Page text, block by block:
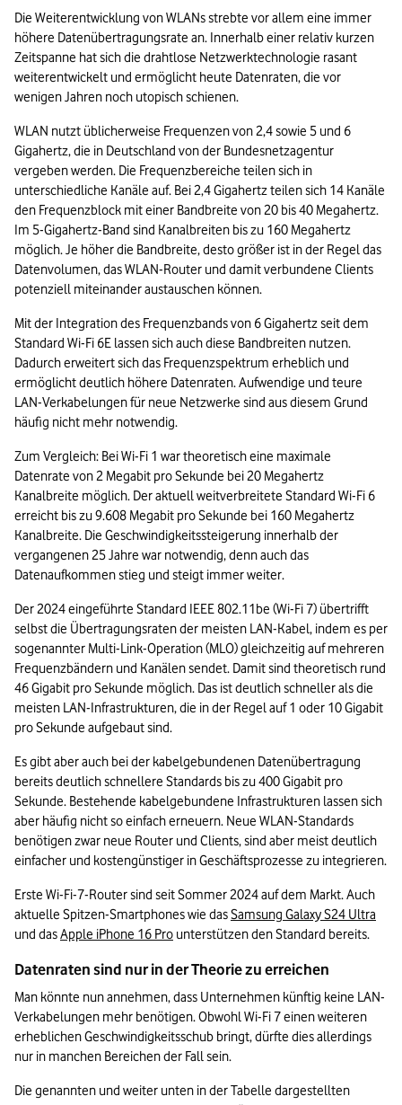
Die Weiterentwicklung von WLANs strebte vor allem eine immer
höhere Datenübertragungsrate an. Innerhalb einer relativ kurzen
Zeitspanne hat sich die drahtlose Netzwerktechnologie rasant
weiterentwickelt und ermöglicht heute Datenraten, die vor
wenigen Jahren noch utopisch schienen.
WLAN nutzt üblicherweise Frequenzen von 2,4 sowie 5 und 6
Gigahertz, die in Deutschland von der Bundesnetzagentur
vergeben werden. Die Frequenzbereiche teilen sich in
unterschiedliche Kanäle auf. Bei 2,4 Gigahertz teilen sich 14 Kanäle
den Frequenzblock mit einer Bandbreite von 20 bis 40 Megahertz.
Im 5-Gigahertz-Band sind Kanalbreiten bis zu 160 Megahertz
möglich. Je höher die Bandbreite, desto größer ist in der Regel das
Datenvolumen, das WLAN-Router und damit verbundene Clients
potenziell miteinander austauschen können.
Mit der Integration des Frequenzbands von 6 Gigahertz seit dem
Standard Wi-Fi 6E lassen sich auch diese Bandbreiten nutzen.
Dadurch erweitert sich das Frequenzspektrum erheblich und
ermöglicht deutlich höhere Datenraten. Aufwendige und teure
LAN-Verkabelungen für neue Netzwerke sind aus diesem Grund
häufig nicht mehr notwendig.
Zum Vergleich: Bei Wi-Fi 1 war theoretisch eine maximale
Datenrate von 2 Megabit pro Sekunde bei 20 Megahertz
Kanalbreite möglich. Der aktuell weitverbreitete Standard Wi-Fi 6
erreicht bis zu 9.608 Megabit pro Sekunde bei 160 Megahertz
Kanalbreite. Die Geschwindigkeitssteigerung innerhalb der
vergangenen 25 Jahre war notwendig, denn auch das
Datenaufkommen stieg und steigt immer weiter.
Der 2024 eingeführte Standard IEEE 802.11be (Wi-Fi 7) übertrifft
selbst die Übertragungsraten der meisten LAN-Kabel, indem es per
sogenannter Multi-Link-Operation (MLO) gleichzeitig auf mehreren
Frequenzbändern und Kanälen sendet. Damit sind theoretisch rund
46 Gigabit pro Sekunde möglich. Das ist deutlich schneller als die
meisten LAN-Infrastrukturen, die in der Regel auf 1 oder 10 Gigabit
pro Sekunde aufgebaut sind.
Es gibt aber auch bei der kabelgebundenen Datenübertragung
bereits deutlich schnellere Standards bis zu 400 Gigabit pro
Sekunde. Bestehende kabelgebundene Infrastrukturen lassen sich
aber häufig nicht so einfach erneuern. Neue WLAN-Standards
benötigen zwar neue Router und Clients, sind aber meist deutlich
einfacher und kostengünstiger in Geschäftsprozesse zu integrieren.
Erste Wi-Fi-7-Router sind seit Sommer 2024 auf dem Markt. Auch
aktuelle Spitzen-Smartphones wie das Samsung Galaxy S24 Ultra
und das Apple iPhone 16 Pro unterstützen den Standard bereits.
Datenraten sind nur in der Theorie zu erreichen
Man könnte nun annehmen, dass Unternehmen künftig keine LAN-
Verkabelungen mehr benötigen. Obwohl Wi-Fi 7 einen weiteren
erheblichen Geschwindigkeitsschub bringt, dürfte dies allerdings
nur in manchen Bereichen der Fall sein.
Die genannten und weiter unten in der Tabelle dargestellten